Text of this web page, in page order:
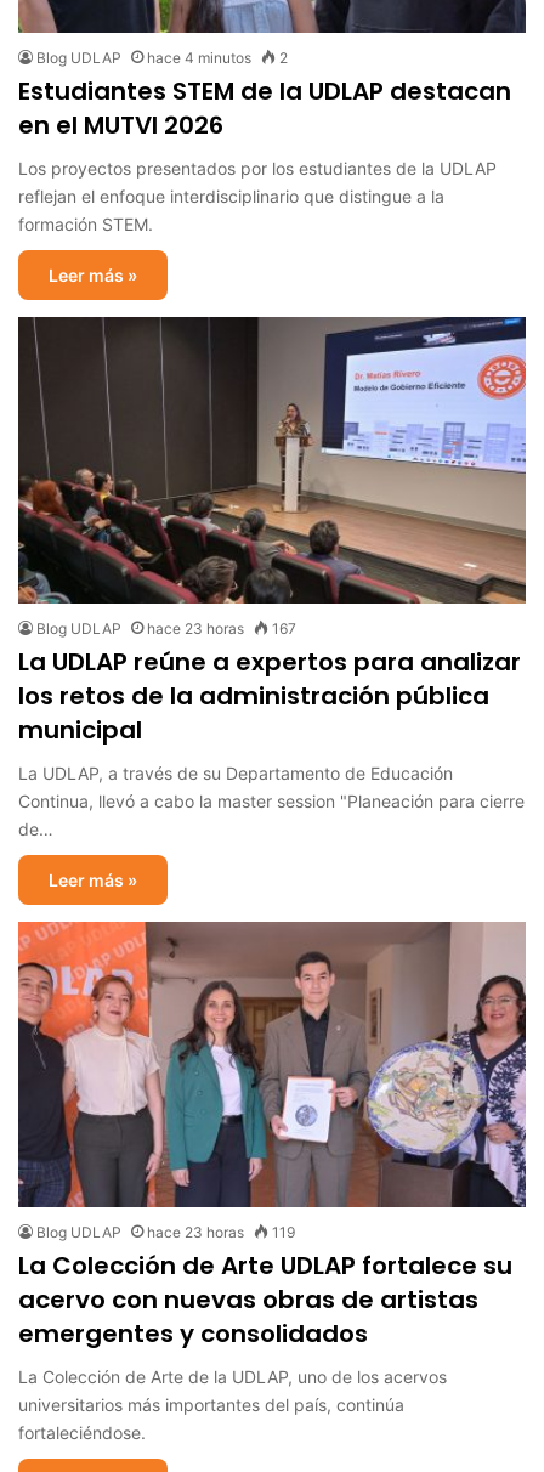
Blog UDLAP hace 4 minutos 2
Estudiantes STEM de la UDLAP destacan
en el MUTVI 2026
Los proyectos presentados por los estudiantes de la UDLAP
reflejan el enfoque interdisciplinario que distingue a la
formación STEM.
Leer más »
Blog UDLAP hace 23 horas 167
La UDLAP reúne a expertos para analizar
los retos de la administración pública
municipal
La UDLAP, a través de su Departamento de Educación
Continua, llevó a cabo la master session "Planeación para cierre
de…
Leer más »
Blog UDLAP hace 23 horas 119
La Colección de Arte UDLAP fortalece su
acervo con nuevas obras de artistas
emergentes y consolidados
La Colección de Arte de la UDLAP, uno de los acervos
universitarios más importantes del país, continúa
fortaleciéndose.